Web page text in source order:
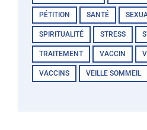
PÉTITION SANTÉ
SPIRITUALITÉ STRESS
TRAITEMENT VACCIN
VACCINS VEILLE SOMMEIL